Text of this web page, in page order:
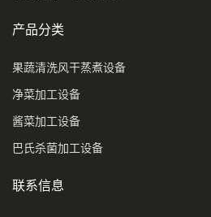
产品分类
果蔬清洗风干蒸煮设备
净菜加工设备
酱菜加工设备
巴氏杀菌加工设备
联系信息